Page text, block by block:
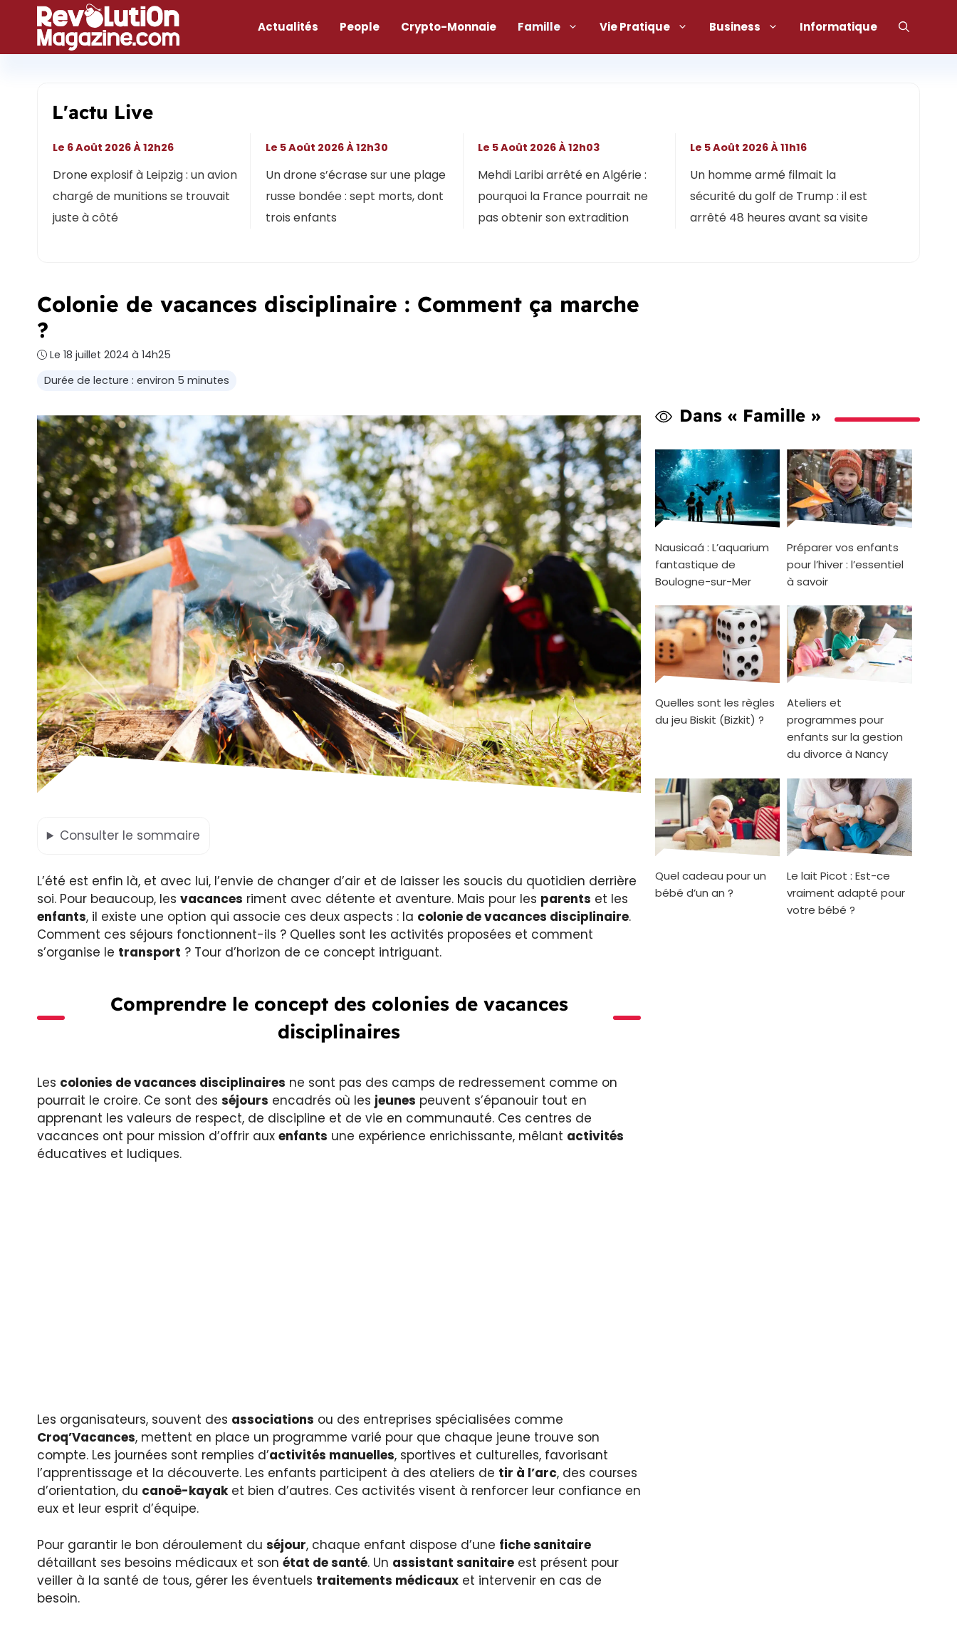
contenu
Actualités People Crypto-Monnaie Famille Vie Pratique Business Informatique
L'actu Live
Drone explosif à Leipzig : un avion
chargé de munitions se trouvait
juste à côté
Le 6 Août 2026 À 12h26
Un drone s’écrase sur une plage
russe bondée : sept morts, dont
trois enfants
Le 5 Août 2026 À 12h30
Mehdi Laribi arrêté en Algérie :
pourquoi la France pourrait ne
pas obtenir son extradition
Le 5 Août 2026 À 12h03
Un homme armé filmait la
sécurité du golf de Trump : il est
arrêté 48 heures avant sa visite
Le 5 Août 2026 À 11h16
Colonie de vacances disciplinaire : Comment ça marche
?
Le 18 juillet 2024 à 14h25
Durée de lecture : environ 5 minutes
Consulter le sommaire
L’été est enfin là, et avec lui, l’envie de changer d’air et de laisser les soucis du quotidien derrière
soi. Pour beaucoup, les vacances riment avec détente et aventure. Mais pour les parents et les
enfants, il existe une option qui associe ces deux aspects : la colonie de vacances disciplinaire.
Comment ces séjours fonctionnent-ils ? Quelles sont les activités proposées et comment
s’organise le transport ? Tour d’horizon de ce concept intriguant.
Comprendre le concept des colonies de vacances
disciplinaires
Les colonies de vacances disciplinaires ne sont pas des camps de redressement comme on
pourrait le croire. Ce sont des séjours encadrés où les jeunes peuvent s’épanouir tout en
apprenant les valeurs de respect, de discipline et de vie en communauté. Ces centres de
vacances ont pour mission d’offrir aux enfants une expérience enrichissante, mêlant activités
éducatives et ludiques.
Les organisateurs, souvent des associations ou des entreprises spécialisées comme
Croq’Vacances, mettent en place un programme varié pour que chaque jeune trouve son
compte. Les journées sont remplies d’activités manuelles, sportives et culturelles, favorisant
l’apprentissage et la découverte. Les enfants participent à des ateliers de tir à l’arc, des courses
d’orientation, du canoë-kayaket bien d’autres. Ces activités visent à renforcer leur confiance en
eux et leur esprit d’équipe.
Pour garantir le bon déroulement du séjour, chaque enfant dispose d’une fiche sanitaire
détaillant ses besoins médicaux et son état de santé. Un assistant sanitaire est présent pour
veiller à la santé de tous, gérer les éventuels traitements médicaux et intervenir en cas de
besoin.
Dans « Famille »
Nausicaá : L’aquarium
fantastique de
Boulogne-sur-Mer
Préparer vos enfants
pour l’hiver : l’essentiel
à savoir
Quelles sont les règles
du jeu Biskit (Bizkit) ?
Ateliers et
programmes pour
enfants sur la gestion
du divorce à Nancy
Quel cadeau pour un
bébé d’un an ?
Le lait Picot : Est-ce
vraiment adapté pour
votre bébé ?